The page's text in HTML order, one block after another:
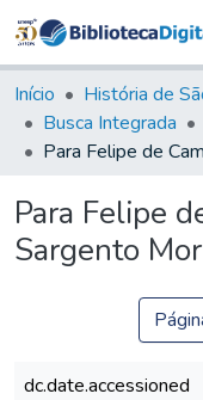
Início História de
Busca Integrada
Para Felipe
Sargento
dc.date.accessioned